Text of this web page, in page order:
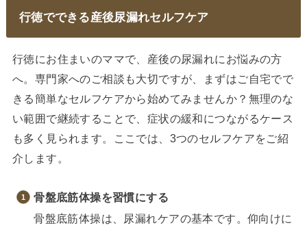
行徳でできる産後尿漏れセルフケア
行徳にお住まいのママで、産後の尿漏れにお悩みの方
へ。専門家へのご相談も大切ですが、まずはご自宅でで
きる簡単なセルフケアから始めてみませんか？無理のな
い範囲で継続することで、症状の緩和につながるケース
も多く見られます。ここでは、3つのセルフケアをご紹
介します。
骨盤底筋体操を習慣にする
骨盤底筋体操は、尿漏れケアの基本です。仰向けに